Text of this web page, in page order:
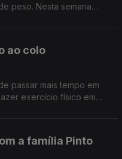
peso. Nesta semana
ao colo
passar mais tempo em
exercício físico em
a família Pinto